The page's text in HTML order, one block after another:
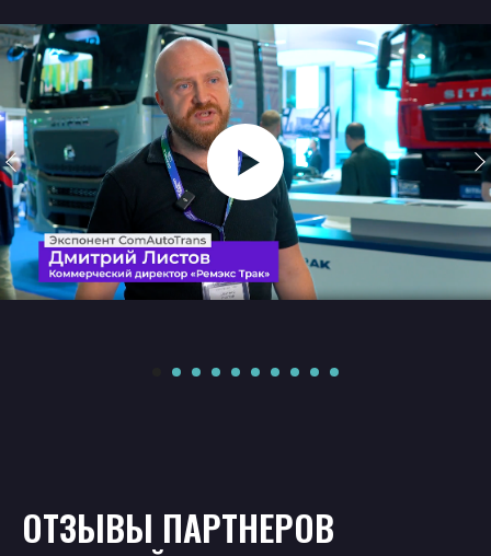
ОТЗЫВЫ ПАРТНЕРОВ